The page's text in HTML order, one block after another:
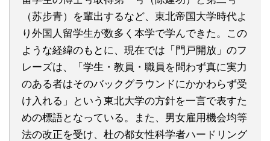
（苏步青）を輩出するなど、東北帝国大学時代よ
り外国人留学生が数多く本学で学んできた。この
ような経緯のもとに、現在では「門戸開放」のフ
レーズは、「学生・教員・職員を問わず真に実力
のある者はそのバックグラウンドにかかわらず受
け入れる」という東北大学の方針を一言で表すた
めの標語となっている。また、男女雇用機会均等
法の改正を受け、杜の都女性科学者ハードリング